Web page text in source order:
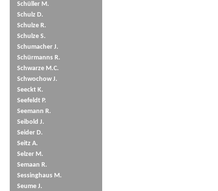
Schüller M.
Schulz D.
Schulze R.
Schulze S.
Schumacher J.
Schürmanns R.
Schwarze M.C.
Schwochow J.
Seeckt K.
Seefeldt P.
Seemann R.
Seibold J.
Seider D.
Seitz A.
Selzer M.
Semaan R.
Sessinghaus M.
Seume J.